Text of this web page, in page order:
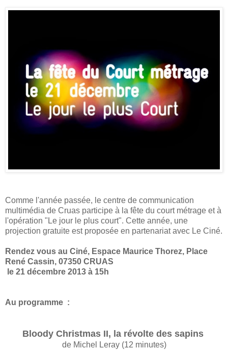
Comme l'année passée, le centre de communication
multimédia de Cruas participe à la fête du court métrage et à
l'opération "Le jour le plus court". Cette année, une
projection gratuite est proposée en partenariat avec Le Ciné.
Rendez vous au Ciné, Espace Maurice Thorez, Place
René Cassin, 07350 CRUAS
le 21 décembre 2013 à 15h
Au programme :
Bloody Christmas II, la révolte des sapins
de Michel Leray (12 minutes)